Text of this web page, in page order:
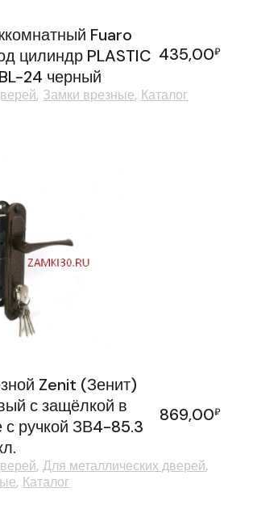
Fuaro
цилиндр PLASTIC
24 черный
435,00₽
Замки врезные Каталог
Zenit (Зенит)
с защёлкой в
с ручкой ЗВ4-85.3
869,00₽
Для металлических дверей
Каталог